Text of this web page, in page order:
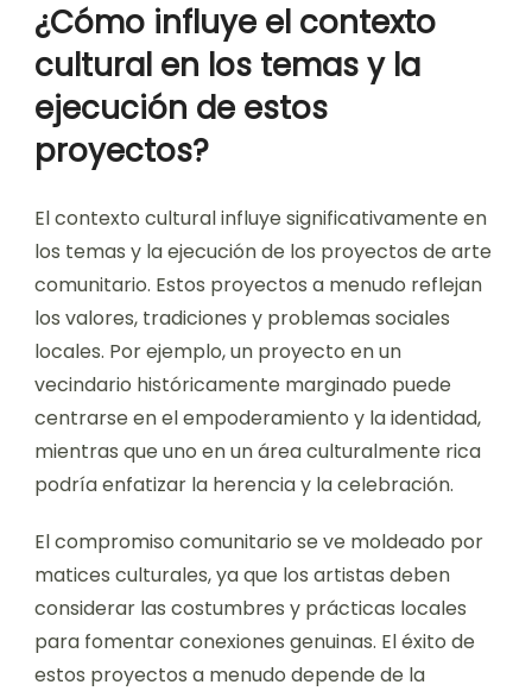
¿Cómo influye el contexto
cultural en los temas y la
ejecución de estos
proyectos?
El contexto cultural influye significativamente en
los temas y la ejecución de los proyectos de arte
comunitario. Estos proyectos a menudo reflejan
los valores, tradiciones y problemas sociales
locales. Por ejemplo, un proyecto en un
vecindario históricamente marginado puede
centrarse en el empoderamiento y la identidad,
mientras que uno en un área culturalmente rica
podría enfatizar la herencia y la celebración.
El compromiso comunitario se ve moldeado por
matices culturales, ya que los artistas deben
considerar las costumbres y prácticas locales
para fomentar conexiones genuinas. El éxito de
estos proyectos a menudo depende de la